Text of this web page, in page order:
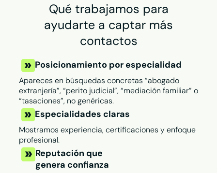
Qué trabajamos para
ayudarte a captar más
contactos
Apareces en búsquedas concretas “abogado
extranjería”, “perito judicial”, “mediación familiar” o
“tasaciones”, no genéricas.
Especialidades claras
Mostramos experiencia, certificaciones y enfoque
profesional.
Reputación que
genera confianza
Posicionamiento por especialidad